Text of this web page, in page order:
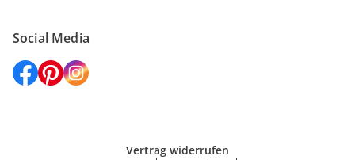
Social Media
Vertrag widerrufen